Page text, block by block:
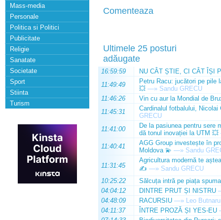
Mass-media
Personale
Politica si Politici
Publicitate
Religie
Sanatate
Societate
Sport
Stiinta
Turism
Comenteaza
Ultimele 25 posturi
adăugate
16:59:59
NU CÂT ȘTIE, CI CÂT ÎȘI
11:49:49
Petru Racu: jucători pe pile
💥 —» Sandu GRECU
11:46:26
Vin cu aur la Mondial de
11:45:31
Cardinalul fotbalului,
GRECU
11:41:00
De la pasiunea pentru sere
dă tonul inovației la UTM 💥
11:40:41
AGG Group investește în
Moldova 💫 —» Sandu
11:31:45
Agricultura modernă te
✍️ —» Sandu GRECU
10:25:22
Sălcuța intră pe piața
04:04:12
DINTRE PRUT ȘI NISTRU
04:48:09
RACURSIU —» Leo Butnaru
04:11:37
ÎNTRE PROZĂ ȘI YES-EU